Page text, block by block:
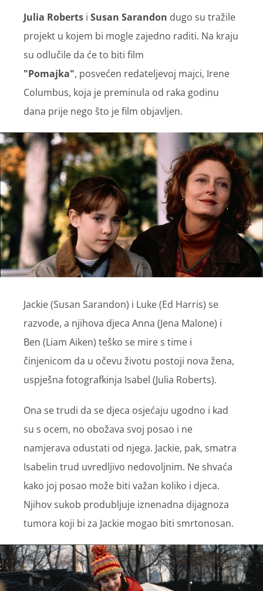
Julia Roberts i Susan Sarandon dugo su tražile
projekt u kojem bi mogle zajedno raditi. Na kraju
su odlučile da će to biti film
"Pomajka", posvećen redateljevoj majci, Irene
Columbus, koja je preminula od raka godinu
dana prije nego što je film objavljen.
Jackie (Susan Sarandon) i Luke (Ed Harris) se
razvode, a njihova djeca Anna (Jena Malone) i
Ben (Liam Aiken) teško se mire s time i
činjenicom da u očevu životu postoji nova žena,
uspješna fotografkinja Isabel (Julia Roberts).
Ona se trudi da se djeca osjećaju ugodno i kad
su s ocem, no obožava svoj posao i ne
namjerava odustati od njega. Jackie, pak, smatra
Isabelin trud uvredljivo nedovoljnim. Ne shvaća
kako joj posao može biti važan koliko i djeca.
Njihov sukob produbljuje iznenadna dijagnoza
tumora koji bi za Jackie mogao biti smrtonosan.